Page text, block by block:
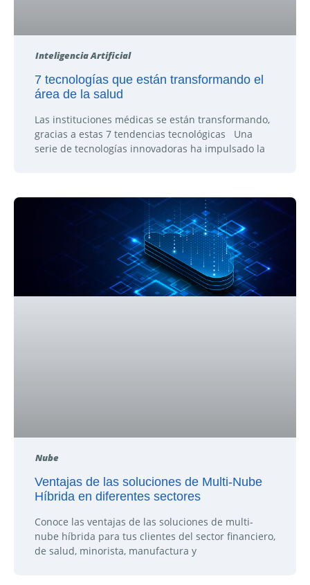
Inteligencia Artificial
7 tecnologías que están transformando el
área de la salud
Las instituciones médicas se están transformando,
gracias a estas 7 tendencias tecnológicas Una
serie de tecnologías innovadoras ha impulsado la
Nube
Ventajas de las soluciones de Multi-Nube
Híbrida en diferentes sectores
Conoce las ventajas de las soluciones de multi-
nube híbrida para tus clientes del sector financiero,
de salud, minorista, manufactura y